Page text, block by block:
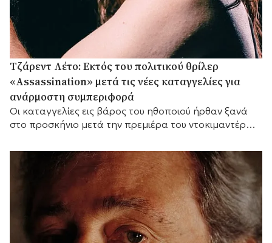
Τζάρεντ Λέτο: Εκτός του πολιτικού θρίλερ
«Assassination» μετά τις νέες καταγγελίες για
ανάρμοστη συμπεριφορά
Οι καταγγελίες εις βάρος του ηθοποιού ήρθαν ξανά
στο προσκήνιο μετά την πρεμιέρα του ντοκιμαντέρ